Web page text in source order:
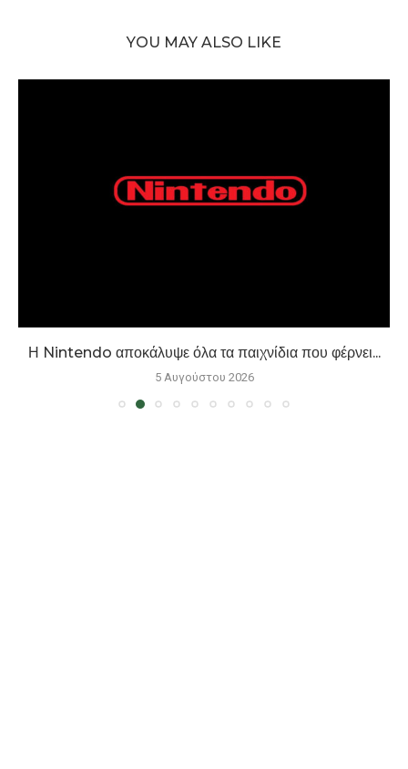
YOU MAY ALSO LIKE
Η Nintendo αποκάλυψε όλα τα παιχνίδια που φέρνει...
5 Αυγούστου 2026